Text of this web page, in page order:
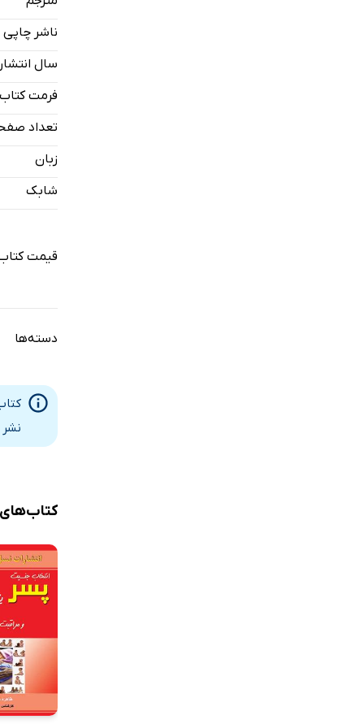
فصل ششم:
ناشر چاپی
سال انتشار
فرمت کتاب
تعداد
زبان
شابک
قیمت
دسته‌ها